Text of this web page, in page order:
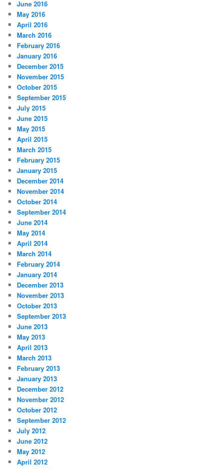
June 2016
May 2016
April 2016
March 2016
February 2016
January 2016
December 2015
November 2015
October 2015
September 2015
July 2015
June 2015
May 2015
April 2015
March 2015
February 2015
January 2015
December 2014
November 2014
October 2014
September 2014
June 2014
May 2014
April 2014
March 2014
February 2014
January 2014
December 2013
November 2013
October 2013
September 2013
June 2013
May 2013
April 2013
March 2013
February 2013
January 2013
December 2012
November 2012
October 2012
September 2012
July 2012
June 2012
May 2012
April 2012